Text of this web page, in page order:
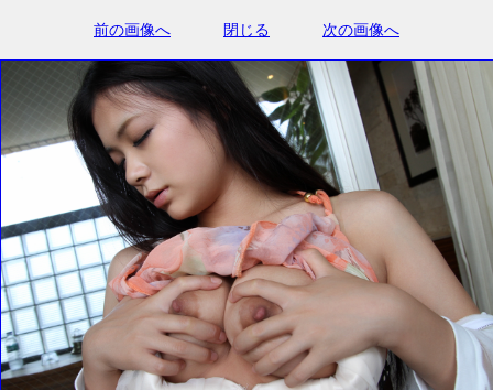
前の画像へ 閉じる 次の画像へ